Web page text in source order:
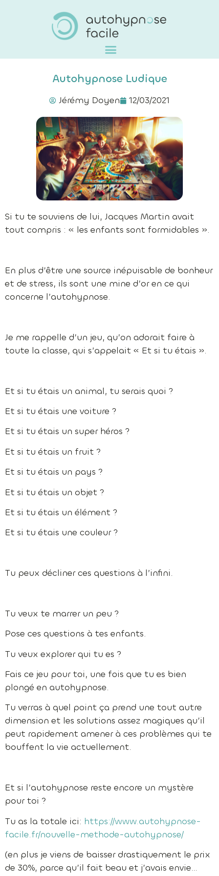
Autohypnose Ludique
Jérémy Doyen 12/03/2021
Si tu te souviens de lui, Jacques Martin avait
tout compris : « les enfants sont formidables ».
En plus d’être une source inépuisable de bonheur
et de stress, ils sont une mine d’or en ce qui
concerne l’autohypnose.
Je me rappelle d’un jeu, qu’on adorait faire à
toute la classe, qui s’appelait « Et si tu étais ».
Et si tu étais un animal, tu serais quoi ?
Et si tu étais une voiture ?
Et si tu étais un super héros ?
Et si tu étais un fruit ?
Et si tu étais un pays ?
Et si tu étais un objet ?
Et si tu étais un élément ?
Et si tu étais une couleur ?
Tu peux décliner ces questions à l’infini.
Tu veux te marrer un peu ?
Pose ces questions à tes enfants.
Tu veux explorer qui tu es ?
Fais ce jeu pour toi, une fois que tu es bien
plongé en autohypnose.
Tu verras à quel point ça prend une tout autre
dimension et les solutions assez magiques qu’il
peut rapidement amener à ces problèmes qui te
bouffent la vie actuellement.
Et si l’autohypnose reste encore un mystère
pour toi ?
Tu as la totale ici: https://www.autohypnose-
facile.fr/nouvelle-methode-autohypnose/
(en plus je viens de baisser drastiquement le prix
de 30%, parce qu’il fait beau et j’avais envie…